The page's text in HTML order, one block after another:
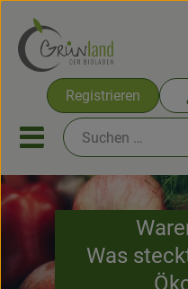
Registrieren
Mobiles
Ökokisten
Bio-Kochkisten
Was